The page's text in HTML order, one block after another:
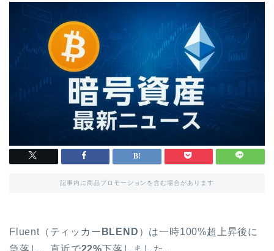
記事内に商品プロモーションを含む場合があります
Fluent（ティッカー BLEND ）は一時100%超上昇後に